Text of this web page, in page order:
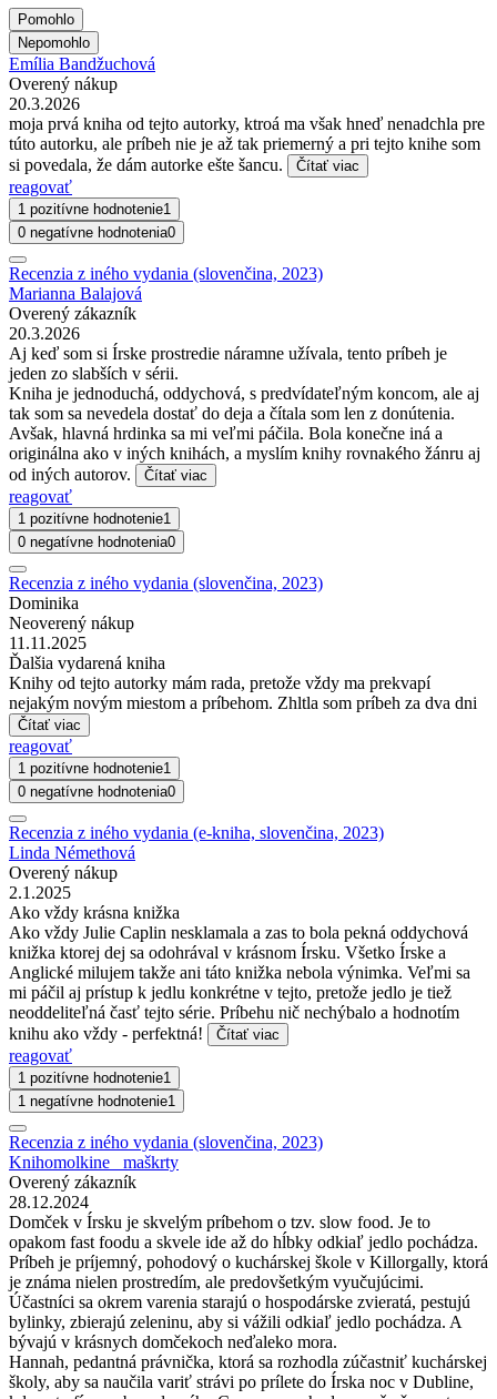
Pomohlo
Nepomohlo
Emília Bandžuchová
Overený nákup
20.3.2026
moja prvá kniha od tejto autorky, ktroá ma však hneď nenadchla pre
túto autorku, ale príbeh nie je až tak priemerný a pri tejto knihe som
si povedala, že dám autorke ešte šancu.
Čítať viac
reagovať
1 pozitívne hodnotenie1
0 negatívne hodnotenia0
Recenzia z iného vydania (slovenčina, 2023)
Marianna Balajová
Overený zákazník
20.3.2026
Aj keď som si Írske prostredie náramne užívala, tento príbeh je
jeden zo slabších v sérii.
Kniha je jednoduchá, oddychová, s predvídateľným koncom, ale aj
tak som sa nevedela dostať do deja a čítala som len z donútenia.
Avšak, hlavná hrdinka sa mi veľmi páčila. Bola konečne iná a
originálna ako v iných knihách, a myslím knihy rovnakého žánru aj
od iných autorov.
Čítať viac
reagovať
1 pozitívne hodnotenie1
0 negatívne hodnotenia0
Recenzia z iného vydania (slovenčina, 2023)
Dominika
Neoverený nákup
11.11.2025
Ďalšia vydarená kniha
Knihy od tejto autorky mám rada, pretože vždy ma prekvapí
nejakým novým miestom a príbehom. Zhltla som príbeh za dva dni
Čítať viac
reagovať
1 pozitívne hodnotenie1
0 negatívne hodnotenia0
Recenzia z iného vydania (e-kniha, slovenčina, 2023)
Linda Némethová
Overený nákup
2.1.2025
Ako vždy krásna knižka
Ako vždy Julie Caplin nesklamala a zas to bola pekná oddychová
knižka ktorej dej sa odohrával v krásnom Írsku. Všetko Írske a
Anglické milujem takže ani táto knižka nebola výnimka. Veľmi sa
mi páčil aj prístup k jedlu konkrétne v tejto, pretože jedlo je tiež
neoddeliteľná časť tejto série. Príbehu nič nechýbalo a hodnotím
knihu ako vždy - perfektná!
Čítať viac
reagovať
1 pozitívne hodnotenie1
1 negatívne hodnotenie1
Recenzia z iného vydania (slovenčina, 2023)
Knihomolkine_ maškrty
Overený zákazník
28.12.2024
Domček v Írsku je skvelým príbehom o tzv. slow food. Je to
opakom fast foodu a skvele ide až do hĺbky odkiaľ jedlo pochádza.
Príbeh je príjemný, pohodový o kuchárskej škole v Killorgally, ktorá
je známa nielen prostredím, ale predovšetkým vyučujúcimi.
Účastníci sa okrem varenia starajú o hospodárske zvieratá, pestujú
bylinky, zbierajú zeleninu, aby si vážili odkiaľ jedlo pochádza. A
bývajú v krásnych domčekoch neďaleko mora.
Hannah, pedantná právnička, ktorá sa rozhodla zúčastniť kuchárskej
školy, aby sa naučila variť strávi po prílete do Írska noc v Dubline,